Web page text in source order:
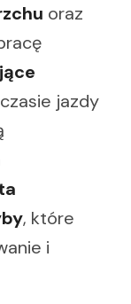
oraz
jazdy
, które
i